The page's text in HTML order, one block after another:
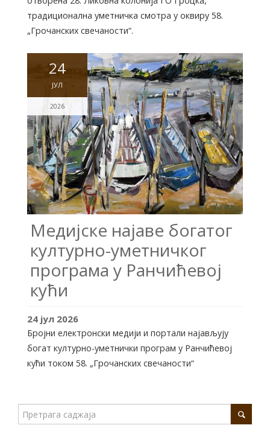
традиционална уметничка смотра у оквиру 58.
„Грочанских свечаности“.
24
ЈУЛ
2026
Медијске најаве богатог
културно-уметничког
програма у Ранчићевој
кући
24 јул 2026
Бројни електронски медији и портали најављују
богат културно-уметнички програм у Ранчићевој
кући током 58. „Грочанских свечаности“